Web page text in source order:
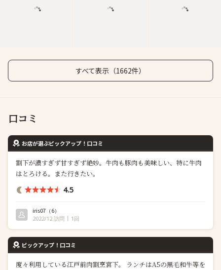
すべて表示（1662件）
口コミ
お店が選ぶピックアップ！口コミ
割下が濃すぎず甘すぎず絶妙。牛肉も豚肉も美味しい、特に牛肉
はとろける。また行きたい。
4.5
iris07 （6）
2022/12 訪問
1回
ピックアップ！口コミ
度々利用している江戸前肉割烹宮下。 ランチはA5の黒毛和牛等を